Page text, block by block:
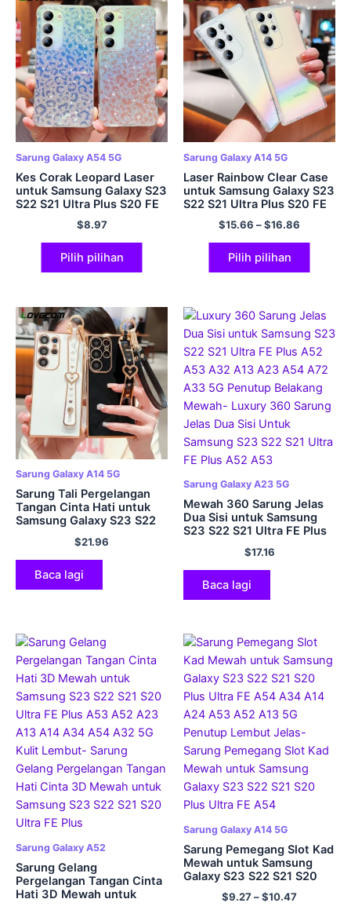
Sarung Galaxy A54 5G
Kes Corak Leopard Laser
untuk Samsung Galaxy S23
S22 S21 Ultra Plus S20 FE
A54 A34 A14 A53 A52
A23 A24 A25 A13 5G Kulit
Lembut
$8.97
Pilih pilihan
Sarung Galaxy A14 5G
Laser Rainbow Clear Case
untuk Samsung Galaxy S23
S22 S21 Ultra Plus S20 FE
A54 A34 A14 A53 A52
A23 A24 A25 A13 5G Kulit
Lembut
$15.66 –$16.86
Pilih pilihan
Sarung Galaxy A14 5G
Sarung Tali Pergelangan
Tangan Cinta Hati untuk
Samsung Galaxy S23 S22
S21 Ultra Plus S20 FE A54
A34 A14 A53 A23 A24 5G
Penutup Lembut Beg
Crossbody
$21.96
Baca lagi
Sarung Galaxy A23 5G
Mewah 360 Sarung Jelas
Dua Sisi untuk Samsung
S23 S22 S21 Ultra FE Plus
A52 A53 A32 A13 A23
A54 A72 A33 5G Penutup
Belakang Lembut
$17.16
Baca lagi
Sarung Galaxy A52
Sarung Gelang
Pergelangan Tangan Cinta
Hati 3D Mewah untuk
Sarung Galaxy A14 5G
Sarung Pemegang Slot Kad
Mewah untuk Samsung
Galaxy S23 S22 S21 S20
Plus Ultra FE A54 A34 A14
A24 A53 A52 A13 5G
$9.27–$10.47